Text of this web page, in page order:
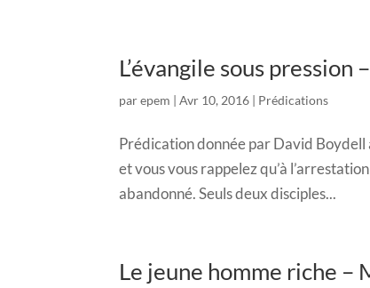
L’évangile sous pression
parepem |Avr 10, 2016 | Prédications
Prédication donnée par David Boydell
et vous vous rappelez qu’à
abandonné. Seuls deux disciples...
Le jeune homme riche